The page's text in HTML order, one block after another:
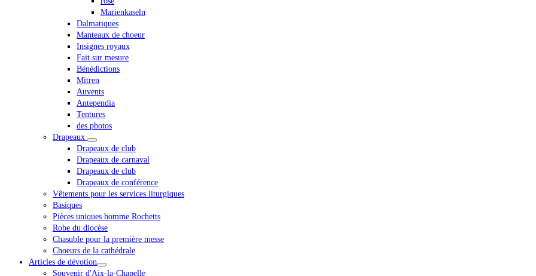
Marienkaseln
Dalmatiques
Manteaux de choeur
Insignes royaux
Fait sur mesure
Bénédictions
Mitren
Auvents
Antependia
Tentures
des photos
Drapeaux
Drapeaux de club
Drapeaux de carnaval
Drapeaux de club
Drapeaux de conférence
Vêtements pour les services liturgiques
Basiques
Pièces uniques homme Rochetts
Robe du diocèse
Chasuble pour la première messe
Choeurs de la cathédrale
Articles de dévotion
Souvenir d'Aix-la-Chapelle